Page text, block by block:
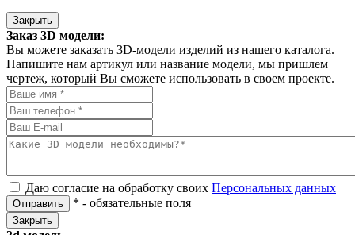
Закрыть
Заказ 3D модели:
Вы можете заказать 3D-модели изделий из нашего каталога.
Напишите нам артикул или название модели, мы пришлем
чертеж, который Вы сможете использовать в своем проекте.
Даю согласие на обработку своих Персональных данных
Отправить * - обязательные поля
Закрыть